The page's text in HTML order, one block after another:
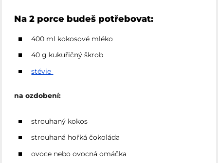
Na 2 porce budeš potřebovat:
400 ml kokosové mléko
40 g kukuřičný škrob
stévie
na ozdobení:
strouhaný kokos
strouhaná hořká čokoláda
ovoce nebo ovocná omáčka